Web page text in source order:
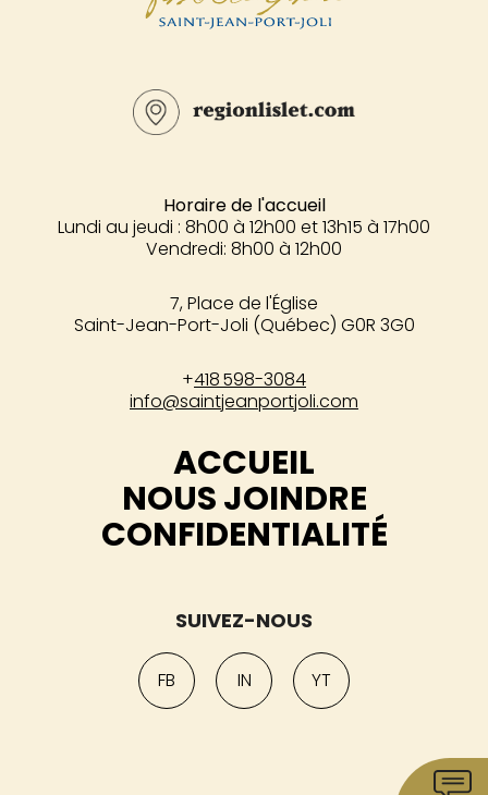
Horaire de l'accueil
Lundi au jeudi : 8h00 à 12h00 et 13h15 à 17h00
Vendredi: 8h00 à 12h00
7, Place de l'Église
Saint-Jean-Port-Joli (Québec) G0R 3G0
+418 598-3084
info@saintjeanportjoli.com
ACCUEIL
NOUS JOINDRE
CONFIDENTIALITÉ
SUIVEZ-NOUS
FB IN YT